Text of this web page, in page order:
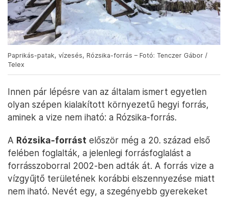
Paprikás-patak, vízesés, Rózsika-forrás – Fotó: Tenczer Gábor /
Telex
Innen pár lépésre van az általam ismert egyetlen
olyan szépen kialakított környezetű hegyi forrás,
aminek a vize nem iható: a Rózsika-forrás.
A Rózsika-forrást először még a 20. század első
felében foglalták, a jelenlegi forrásfoglalást a
forrásszoborral 2002-ben adták át. A forrás vize a
vízgyűjtő területének korábbi elszennyezése miatt
nem iható. Nevét egy, a szegényebb gyerekeket